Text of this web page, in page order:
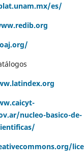
es/
nucleo-basico-de-